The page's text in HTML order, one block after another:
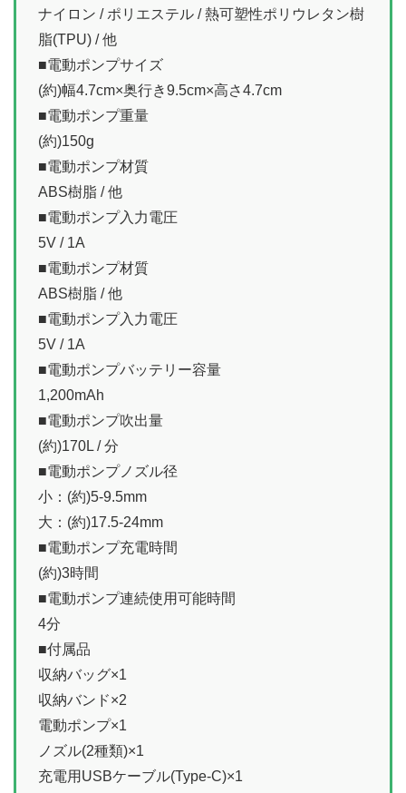
ナイロン / ポリエステル / 熱可塑性ポリウレタン樹
脂(TPU) / 他
■電動ポンプサイズ
(約)幅4.7cm×奥行き9.5cm×高さ4.7cm
■電動ポンプ重量
(約)150g
■電動ポンプ材質
ABS樹脂 / 他
■電動ポンプ入力電圧
5V / 1A
■電動ポンプ材質
ABS樹脂 / 他
■電動ポンプ入力電圧
5V / 1A
■電動ポンプバッテリー容量
1,200mAh
■電動ポンプ吹出量
(約)170L / 分
■電動ポンプノズル径
小：(約)5-9.5mm
大：(約)17.5-24mm
■電動ポンプ充電時間
(約)3時間
■電動ポンプ連続使用可能時間
4分
■付属品
収納バッグ×1
収納バンド×2
電動ポンプ×1
ノズル(2種類)×1
充電用USBケーブル(Type-C)×1